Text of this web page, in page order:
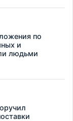
по
и
людьми